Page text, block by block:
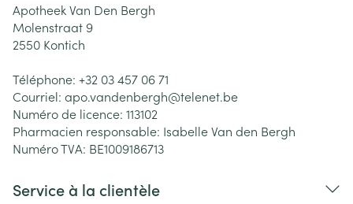
Apotheek Van Den Bergh
Molenstraat 9
2550 Kontich
Téléphone: +32 03 457 06 71
Courriel: apo.vandenbergh@telenet.be
Numéro de licence: 113102
Pharmacien responsable: Isabelle Van den Bergh
Numéro TVA: BE1009186713
Service à la clientèle